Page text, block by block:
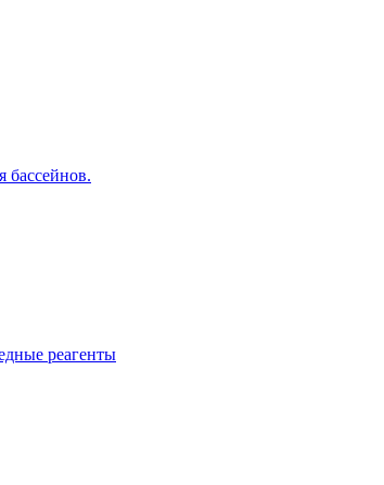
реагенты